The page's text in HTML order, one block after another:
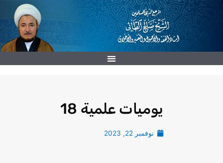
تخطي
يوميات علمية 18
نوفمبر 22, 2023